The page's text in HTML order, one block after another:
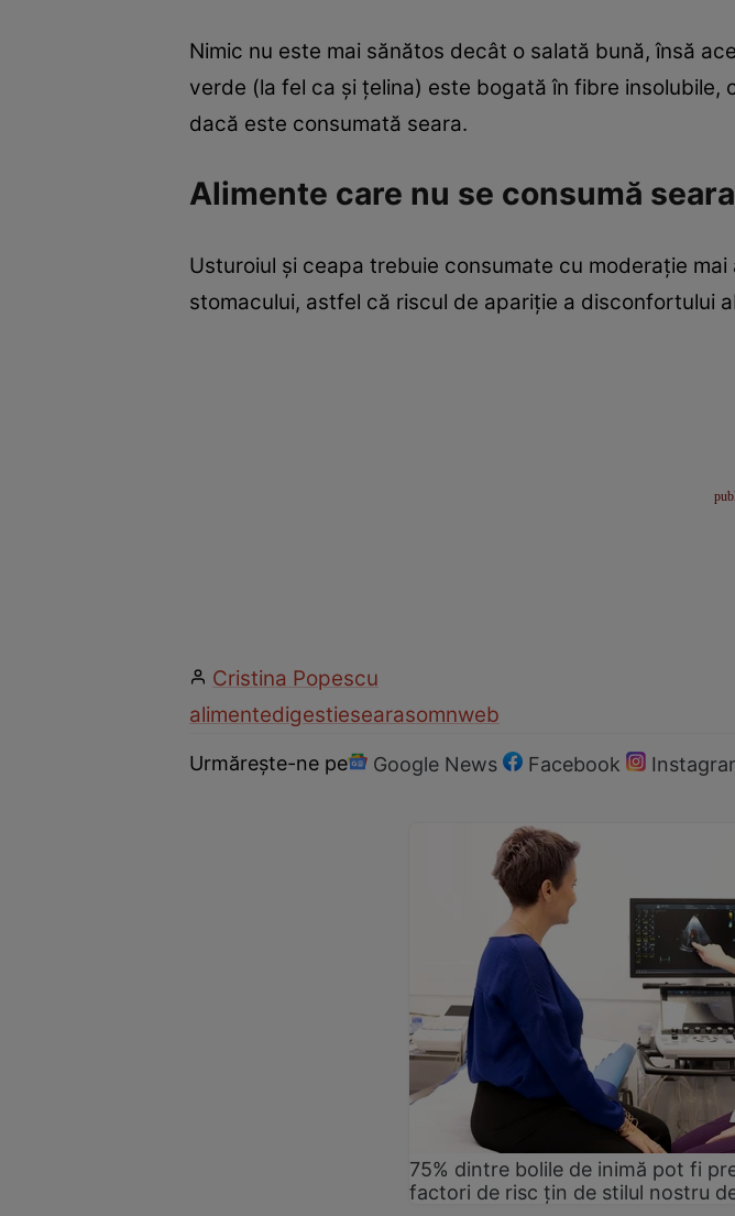
Nimic nu este mai sănătos decât o salată bună, însă
verde (la fel ca şi ţelina) este bogată în fibre
dacă este consumată seara.
Alimente care nu se consumă
Usturoiul şi ceapa trebuie consumate cu moderaţie
stomacului, astfel că riscul de apariţie a disconfortului
Cristina Popescu
alimentedigestiesearasomnweb
Urmărește-ne pe Google News Facebook
75% dintre bolile de inimă pot fi
factori de risc țin de stilul nostru